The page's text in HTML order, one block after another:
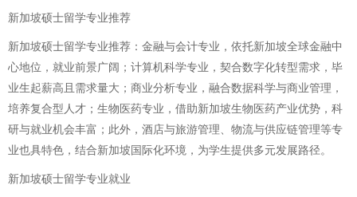
新加坡硕士留学专业推荐
新加坡硕士留学专业推荐：金融与会计专业，依托新加坡全球金融中
心地位，就业前景广阔；计算机科学专业，契合数字化转型需求，毕
业生起薪高且需求量大；商业分析专业，融合数据科学与商业管理，
培养复合型人才；生物医药专业，借助新加坡生物医药产业优势，科
研与就业机会丰富；此外，酒店与旅游管理、物流与供应链管理等专
业也具特色，结合新加坡国际化环境，为学生提供多元发展路径。
新加坡硕士留学专业就业